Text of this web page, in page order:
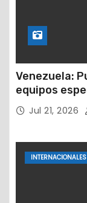
Venezuela:
equipos
petrolera
Jul 21, 2026
INTERNACIONALES